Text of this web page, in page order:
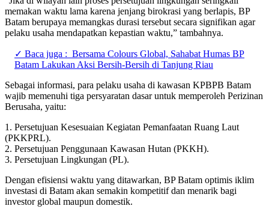
memakan waktu lama karena jenjang birokrasi yang berlapis, BP
Batam berupaya memangkas durasi tersebut secara signifikan agar
pelaku usaha mendapatkan kepastian waktu,” tambahnya.
✓ Baca juga : Bersama Colours Global, Sahabat Humas BP
Batam Lakukan Aksi Bersih-Bersih di Tanjung Riau
Sebagai informasi, para pelaku usaha di kawasan KPBPB Batam
wajib memenuhi tiga persyaratan dasar untuk memperoleh Perizinan
Berusaha, yaitu:
1. Persetujuan Kesesuaian Kegiatan Pemanfaatan Ruang Laut
(PKKPRL).
2. Persetujuan Penggunaan Kawasan Hutan (PKKH).
3. Persetujuan Lingkungan (PL).
Dengan efisiensi waktu yang ditawarkan, BP Batam optimis iklim
investasi di Batam akan semakin kompetitif dan menarik bagi
investor global maupun domestik.